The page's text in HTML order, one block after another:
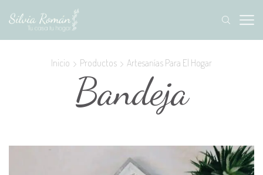
Inicio Productos Artesanías Para El Hogar
Bandeja